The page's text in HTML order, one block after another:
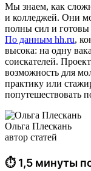
Мы знаем, как
и колледжей. Они
полны сил и готовы
По данным hh.ru,
высока: на одну
соискателей.
возможность для
практику или
попутешествовать
Ольга Плескань
автор статей
⏱ 1,5 минуты